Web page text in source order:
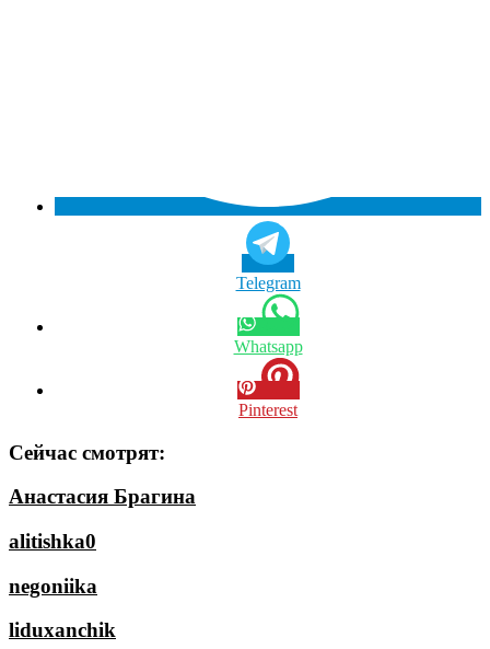
Telegram
Whatsapp
Pinterest
Сейчас смотрят:
Анастасия Брагина
alitishka0
negoniika
liduxanchik